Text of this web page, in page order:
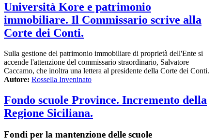
Università Kore e patrimonio
immobiliare. Il Commissario scrive alla
Corte dei Conti.
Sulla gestione del patrimonio immobiliare di proprietà dell'Ente si
accende l'attenzione del commissario straordinario, Salvatore
Caccamo, che inoltra una lettera al presidente della Corte dei Conti.
Autore: Rossella Inveninato
Fondo scuole Province. Incremento della
Regione Siciliana.
Fondi per la mantenzione delle scuole